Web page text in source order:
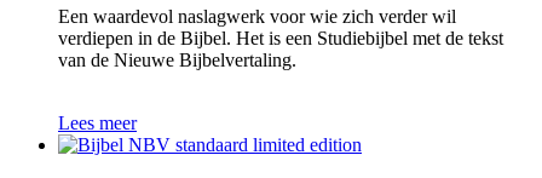
Een waardevol naslagwerk voor wie zich verder wil
verdiepen in de Bijbel. Het is een Studiebijbel met de tekst
van de Nieuwe Bijbelvertaling.
Lees meer